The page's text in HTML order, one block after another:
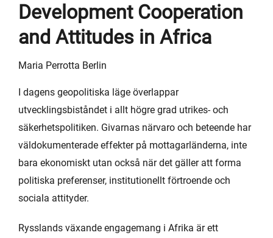
Development Cooperation
and Attitudes in Africa
Maria Perrotta Berlin
I dagens geopolitiska läge överlappar
utvecklingsbiståndet i allt högre grad utrikes- och
säkerhetspolitiken. Givarnas närvaro och beteende har
väldokumenterade effekter på mottagarländerna, inte
bara ekonomiskt utan också när det gäller att forma
politiska preferenser, institutionellt förtroende och
sociala attityder.
Rysslands växande engagemang i Afrika är ett